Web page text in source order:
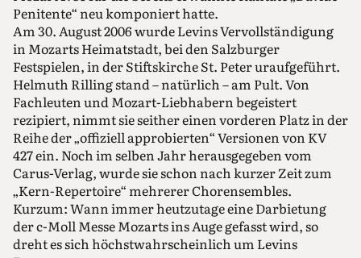
Penitente“ neu komponiert hatte.
Am 30. August 2006 wurde Levins Vervollständigung
in Mozarts Heimatstadt, bei den Salzburger
Festspielen, in der Stiftskirche St. Peter uraufgeführt.
Helmuth Rilling stand – natürlich – am Pult. Von
Fachleuten und Mozart-Liebhabern begeistert
rezipiert, nimmt sie seither einen vorderen Platz in der
Reihe der „offiziell approbierten“ Versionen von KV
427 ein. Noch im selben Jahr herausgegeben vom
Carus-Verlag, wurde sie schon nach kurzer Zeit zum
„Kern-Repertoire“ mehrerer Chorensembles.
Kurzum: Wann immer heutzutage eine Darbietung
der c-Moll Messe Mozarts ins Auge gefasst wird, so
dreht es sich höchstwahrscheinlich um Levins